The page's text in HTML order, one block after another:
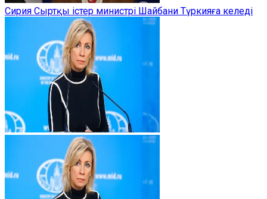
Сирия Сыртқы істер министрі Шайбани Түркияға келеді